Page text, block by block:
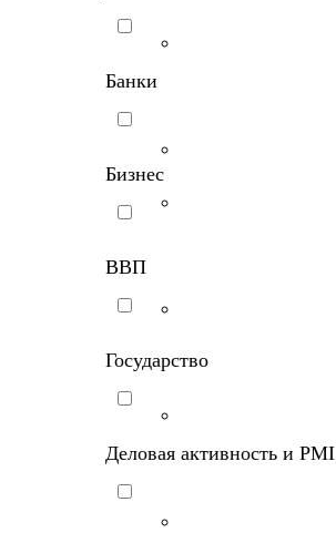
Банки
Бизнес
ВВП
Государство
Деловая активность и PMI